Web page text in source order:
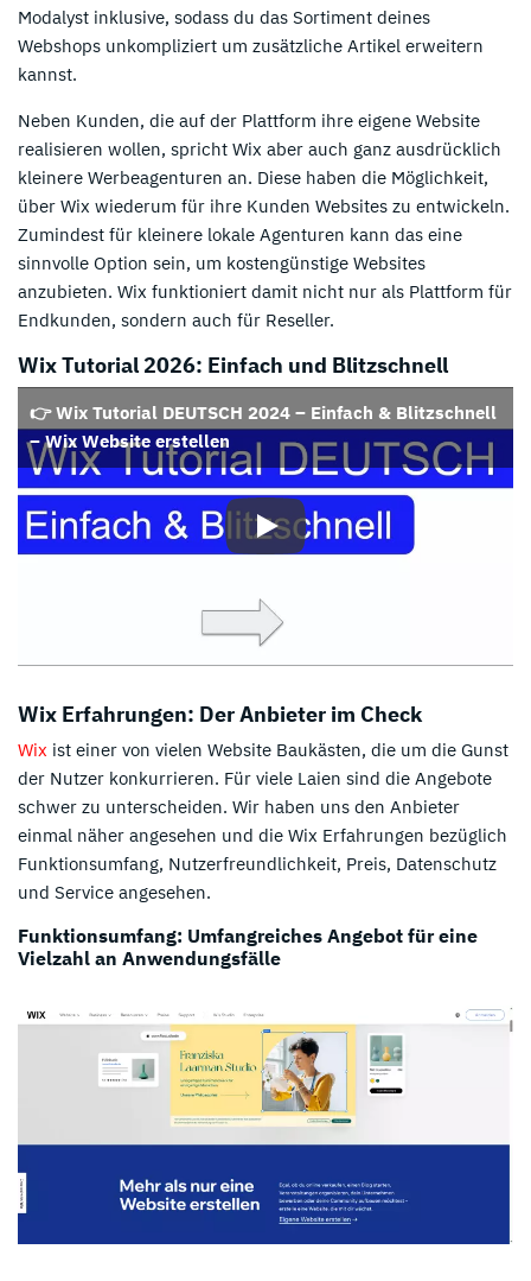
Modalyst inklusive, sodass du das Sortiment deines
Webshops unkompliziert um zusätzliche Artikel erweitern
kannst.
Neben Kunden, die auf der Plattform ihre eigene Website
realisieren wollen, spricht Wix aber auch ganz ausdrücklich
kleinere Werbeagenturen an. Diese haben die Möglichkeit,
über Wix wiederum für ihre Kunden Websites zu entwickeln.
Zumindest für kleinere lokale Agenturen kann das eine
sinnvolle Option sein, um kostengünstige Websites
anzubieten. Wix funktioniert damit nicht nur als Plattform für
Endkunden, sondern auch für Reseller.
Wix Tutorial 2026: Einfach und Blitzschnell
👉 Wix Tutorial DEUTSCH 2024 – Einfach & Blitzschnell
– Wix Website erstellen
Wix Erfahrungen: Der Anbieter im Check
Wix ist einer von vielen Website Baukästen, die um die Gunst
der Nutzer konkurrieren. Für viele Laien sind die Angebote
schwer zu unterscheiden. Wir haben uns den Anbieter
einmal näher angesehen und die Wix Erfahrungen bezüglich
Funktionsumfang, Nutzerfreundlichkeit, Preis, Datenschutz
und Service angesehen.
Funktionsumfang: Umfangreiches Angebot für eine
Vielzahl an Anwendungsfälle